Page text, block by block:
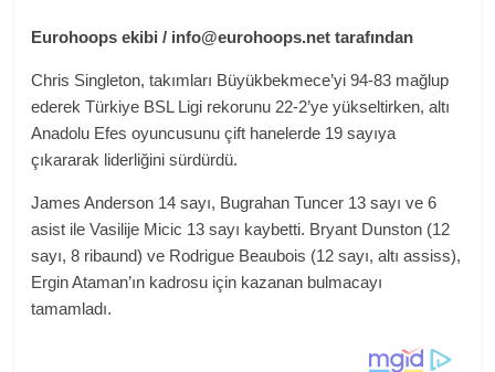
Eurohoops ekibi / info@eurohoops.net tarafından
Chris Singleton, takımları Büyükbekmece’yi 94-83 mağlup
ederek Türkiye BSL Ligi rekorunu 22-2’ye yükseltirken, altı
Anadolu Efes oyuncusunu çift hanelerde 19 sayıya
çıkararak liderliğini sürdürdü.
James Anderson 14 sayı, Bugrahan Tuncer 13 sayı ve 6
asist ile Vasilije Micic 13 sayı kaybetti. Bryant Dunston (12
sayı, 8 ribaund) ve Rodrigue Beaubois (12 sayı, altı assiss),
Ergin Ataman’ın kadrosu için kazanan bulmacayı
tamamladı.